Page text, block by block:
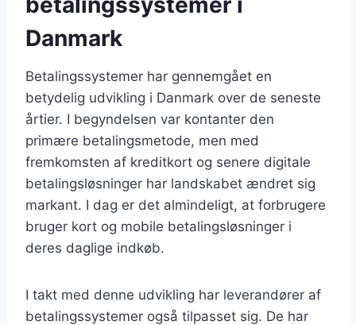
Danmark
Betalingssystemer har gennemgået en
betydelig udvikling i Danmark over de seneste
årtier. I begyndelsen var kontanter den
primære betalingsmetode, men med
fremkomsten af kreditkort og senere digitale
betalingsløsninger har landskabet ændret sig
markant. I dag er det almindeligt, at forbrugere
bruger kort og mobile betalingsløsninger i
deres daglige indkøb.
I takt med denne udvikling har leverandører af
betalingssystemer også tilpasset sig. De har